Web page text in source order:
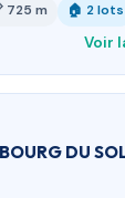
725 m 🏠 2 lots
Voir
DU